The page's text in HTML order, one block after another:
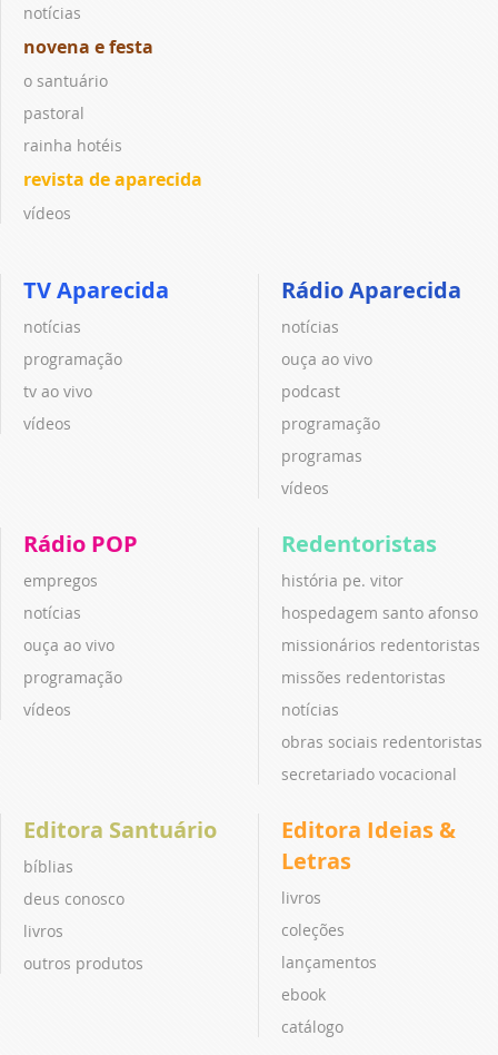
notícias
novena e festa
o santuário
pastoral
rainha hotéis
revista de aparecida
vídeos
TV Aparecida
notícias
programação
tv ao vivo
vídeos
Rádio Aparecida
notícias
ouça ao vivo
podcast
programação
programas
vídeos
Rádio POP
empregos
notícias
ouça ao vivo
programação
vídeos
Redentoristas
história pe. vitor
hospedagem santo afonso
missionários redentoristas
missões redentoristas
notícias
obras sociais redentoristas
secretariado vocacional
Editora Santuário
bíblias
deus conosco
livros
outros produtos
Editora Ideias &
Letras
livros
coleções
lançamentos
ebook
catálogo